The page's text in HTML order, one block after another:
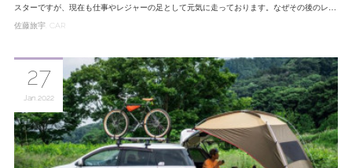
スターですが、現在も仕事やレジャーの足として元気に走っております。なぜその後のレ…
佐藤旅宇 CAR
27
Jan 2022